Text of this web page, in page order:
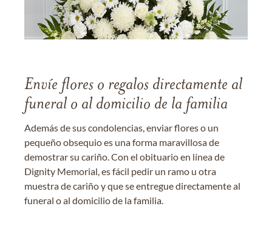
Envíe flores o regalos directamente al
funeral o al domicilio de la familia
Además de sus condolencias, enviar flores o un
pequeño obsequio es una forma maravillosa de
demostrar su cariño. Con el obituario en línea de
Dignity Memorial, es fácil pedir un ramo u otra
muestra de cariño y que se entregue directamente al
funeral o al domicilio de la familia.